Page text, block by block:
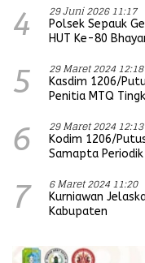
4 29 Juni 2026 11:17
Polsek Sepauk
HUT Ke-80
5 29 Maret 2024 12:18
Kasdim 1206/
Penitia MTQ
6 29 Maret 2024 12:13
Kodim 1206/
Samapta Periodik
7 6 Maret 2024 11:20
Kurniawan
Kabupaten